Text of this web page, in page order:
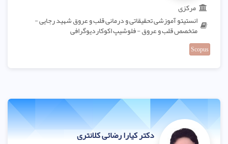
مرکزی
انستیتو آموزشی تحقیقاتی و درمانی قلب و عروق شهید رجایی -
متخصص قلب و عروق - فلوشیپ اکوکاردیوگرافی
Scopus
دکتر کیارا رضائی کلانتری